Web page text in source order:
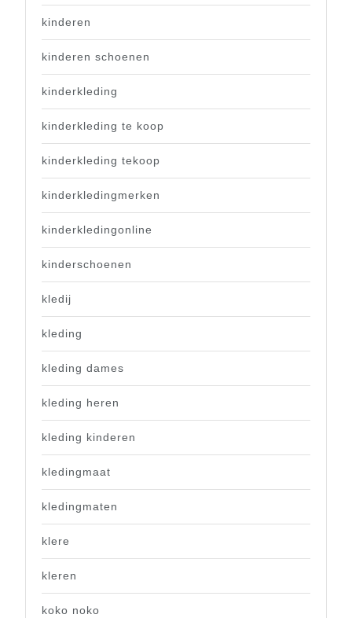
kinderen
kinderen schoenen
kinderkleding
kinderkleding te koop
kinderkleding tekoop
kinderkledingmerken
kinderkledingonline
kinderschoenen
kledij
kleding
kleding dames
kleding heren
kleding kinderen
kledingmaat
kledingmaten
klere
kleren
koko noko